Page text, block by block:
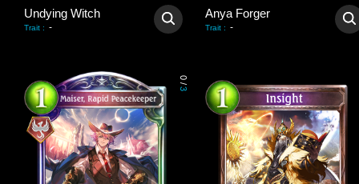
Undying Witch
Trait : -
Anya Forger
Trait : -
0
/
3